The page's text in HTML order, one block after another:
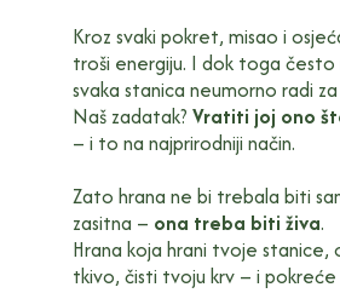
Kroz svaki pokret, misao i
troši energiju. I dok toga često
svaka stanica neumorno radi za
Naš zadatak? Vratiti joj ono
– i to na najprirodniji način.
Zato hrana ne bi trebala biti
zasitna – ona treba biti živa.
Hrana koja hrani tvoje stanice,
tkivo, čisti tvoju krv – i